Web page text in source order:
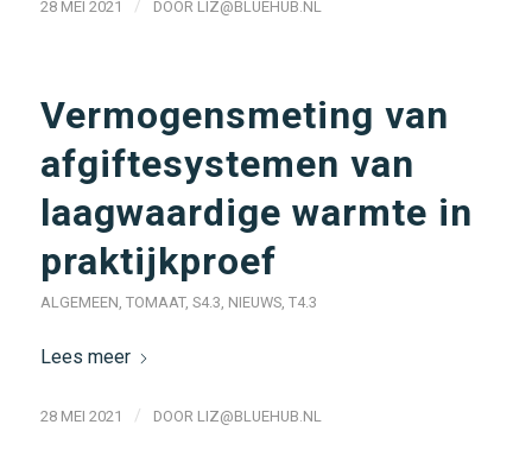
28 MEI 2021 / DOOR LIZ@BLUEHUB.NL
Vermogensmeting van
afgiftesystemen van
laagwaardige warmte in
praktijkproef
ALGEMEEN, TOMAAT, S4.3, NIEUWS, T4.3
Lees meer
28 MEI 2021 / DOOR LIZ@BLUEHUB.NL